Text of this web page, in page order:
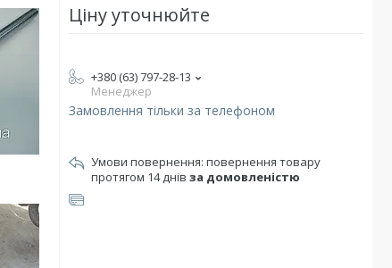
Ціну уточнюйте
+380 (63) 797-28-13
Менеджер
Замовлення тільки за телефоном
повернення товару
протягом 14 днів за домовленістю